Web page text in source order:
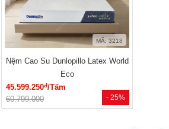
- 25%
MÃ: 3218
Nệm Cao Su Dunlopillo Latex World
Eco
45.599.250đ/Tấm
60.799.000